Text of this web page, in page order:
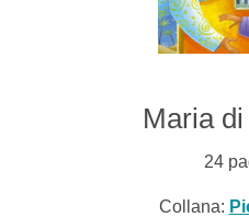
Maria
24
Collana: